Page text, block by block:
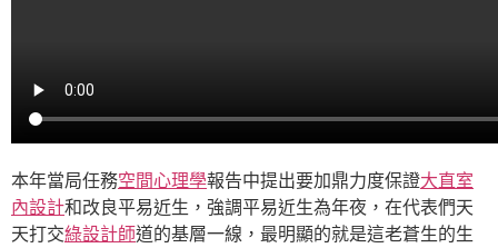
本年當局任務空間心理學報告中提出要加鼎力度保證大直室
內設計和改良平易近生，強調平易近生為年夜，在代表們天
天打交綠設計師道的基層一線，最明顯的就是這老蒼生的生